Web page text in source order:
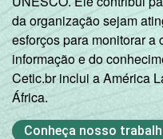
da organização sejam
esforços para monitorar
informação e do
Cetic.br inclui a América
África.
Conheça nosso